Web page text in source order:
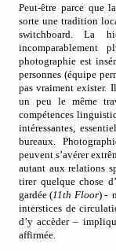
Peut-être parce que
sorte une tradition
switchboard. La
incomparablement
photographie est
personnes (équipe
pas vraiment exister.
un peu le même
compétences
intéressantes,
bureaux.
peuvent s’avérer
autant aux relations
tirer quelque chose
gardée (11th Floor) -
interstices de
d’y accèder –
affirmée.